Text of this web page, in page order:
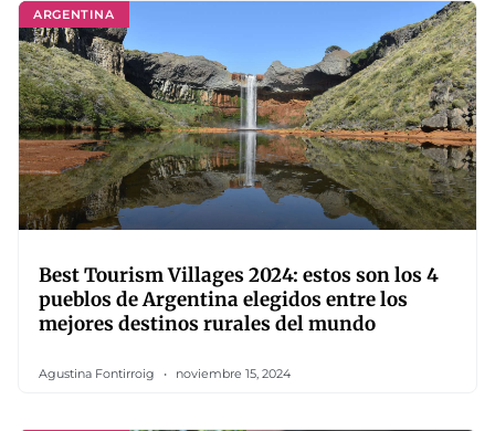
ARGENTINA
Best Tourism Villages 2024: estos son los 4
pueblos de Argentina elegidos entre los
mejores destinos rurales del mundo
Agustina Fontirroig noviembre 15, 2024